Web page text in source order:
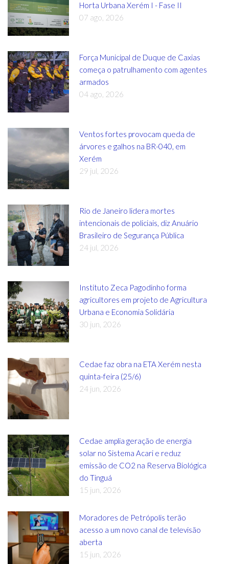
Horta Urbana Xerém I - Fase II
07 ago, 2026
Força Municipal de Duque de Caxias
começa o patrulhamento com agentes
armados
04 ago, 2026
Ventos fortes provocam queda de
árvores e galhos na BR-040, em
Xerém
29 jul, 2026
Rio de Janeiro lidera mortes
intencionais de policiais, diz Anuário
Brasileiro de Segurança Pública
24 jul, 2026
Instituto Zeca Pagodinho forma
agricultores em projeto de Agricultura
Urbana e Economia Solidária
30 jun, 2026
Cedae faz obra na ETA Xerém nesta
quinta-feira (25/6)
24 jun, 2026
Cedae amplia geração de energia
solar no Sistema Acari e reduz
emissão de CO2 na Reserva Biológica
do Tinguá
15 jun, 2026
Moradores de Petrópolis terão
acesso a um novo canal de televisão
aberta
15 jun, 2026